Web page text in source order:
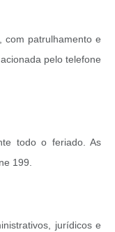
com patrulhamento e
pelo telefone
todo o feriado. As
199.
jurídicos e